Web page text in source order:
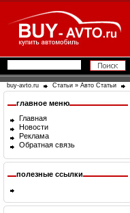
buy-avto.ru Статьи » Авто Статьи
главное меню
Главная
Новости
Реклама
Обратная связь
полезные ссылки